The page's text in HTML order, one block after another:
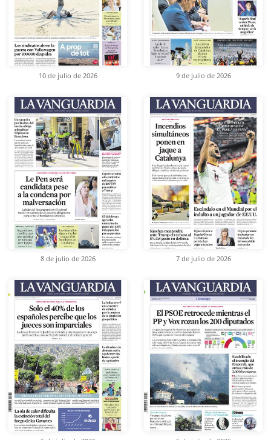
10 de julio de 2026 9 de julio de 2026
8 de julio de 2026 7 de julio de 2026